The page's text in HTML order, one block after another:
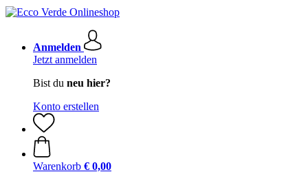
Anmelden
Jetzt anmelden
Bist du neu hier?
Konto erstellen
Warenkorb € 0,00